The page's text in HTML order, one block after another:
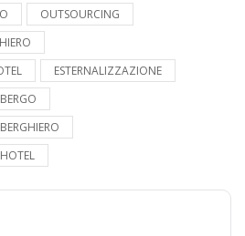
OUTSOURCING
ESTERNALIZZAZIONE